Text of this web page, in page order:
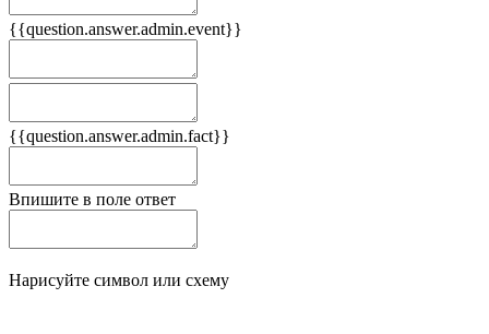
{{question.answer.admin.event}}
{{question.answer.admin.fact}}
Впишите в поле ответ
Нарисуйте символ или схему